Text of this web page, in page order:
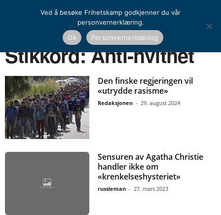
Anti-hvithet
Stikkord: Anti-hvithet
Den finske regjeringen vil
«utrydde rasisme»
Redaksjonen - 29. august 2024
Sensuren av Agatha Christie
handler ikke om
«krenkelseshysteriet»
russleman - 27. mars 2023
Ved å besøke Frihetskamp godkjenner du vår
personvernerklæring.
Ok
Personvernerklæring